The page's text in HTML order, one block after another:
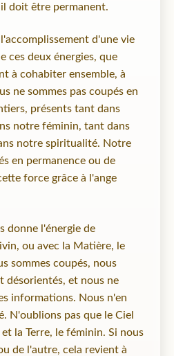
doit être permanent.
d'une vie
ces deux énergies, que
à cohabiter ensemble, à
ne sommes pas coupés en
présents tant dans
notre féminin, tant dans
notre spiritualité. Notre
en permanence ou de
force grâce à l'ange
donne l'énergie de
ou avec la Matière, le
sommes coupés, nous
désorientés, et nous ne
informations. Nous n'en
N'oublions pas que le Ciel
la Terre, le féminin. Si nous
de l'autre, cela revient à